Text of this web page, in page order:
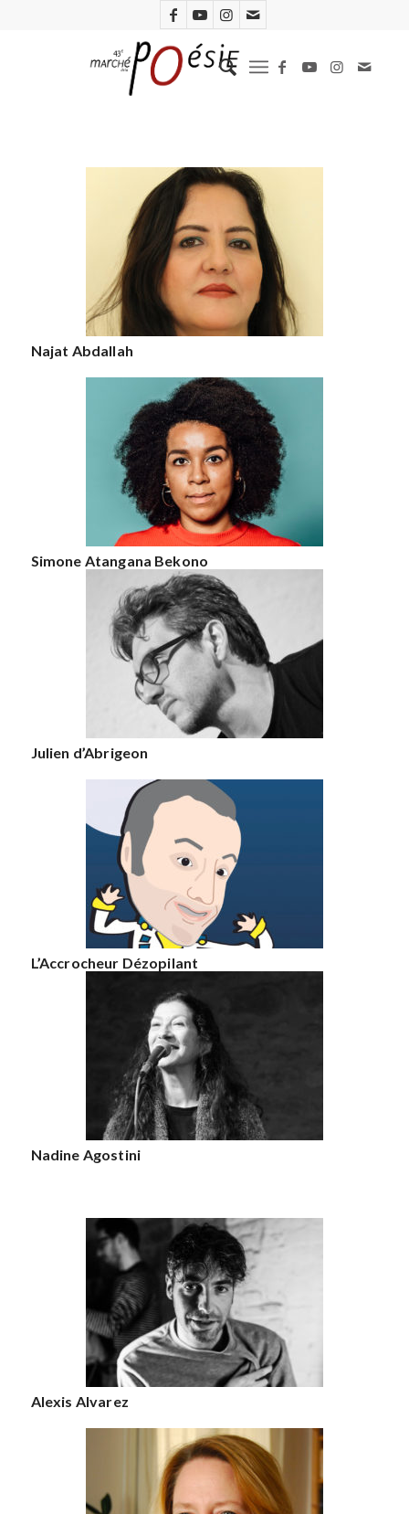
Najat Abdallah
Simone Atangana Bekono
Julien d’Abrigeon
L’Accrocheur Dézopilant
Nadine Agostini
Alexis Alvarez